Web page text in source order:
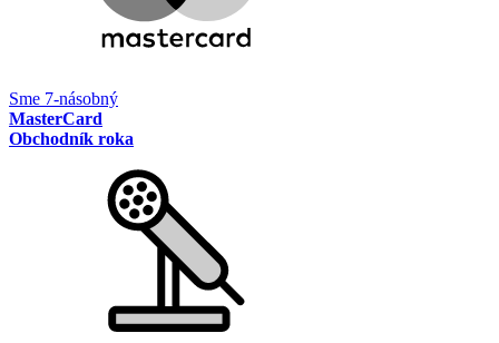
Sme 7-násobný
MasterCard
Obchodník roka